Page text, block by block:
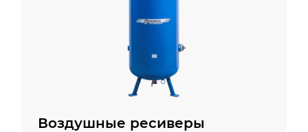
Воздушные ресиверы